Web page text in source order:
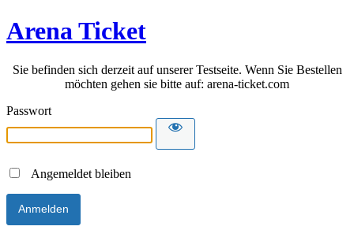
Arena Ticket
Sie befinden sich derzeit auf unserer Testseite. Wenn Sie Bestellen
möchten gehen sie bitte auf: arena-ticket.com
Passwort
Angemeldet bleiben